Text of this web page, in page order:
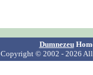
Dumnezeu
Copyright © 2002 - 2026